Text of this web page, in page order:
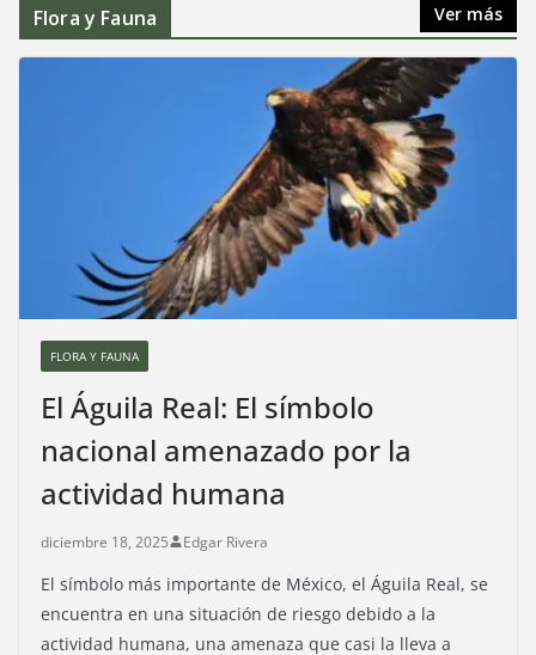
Flora y Fauna Ver más
FLORA Y FAUNA
El Águila Real: El símbolo
nacional amenazado por la
actividad humana
diciembre 18, 2025 Edgar Rivera
El símbolo más importante de México, el Águila Real, se
encuentra en una situación de riesgo debido a la
actividad humana, una amenaza que casi la lleva a